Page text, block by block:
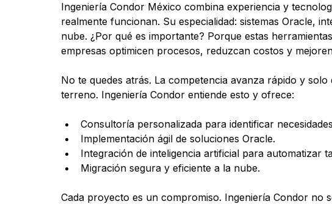
Ingeniería Condor México combina experiencia y
realmente funcionan. Su especialidad: sistemas Oracle,
nube. ¿Por qué es importante? Porque estas
empresas optimicen procesos, reduzcan costos y
No te quedes atrás. La competencia avanza rápido y
terreno. Ingeniería Condor entiende esto y ofrece:
Consultoría personalizada para identificar
Implementación ágil de soluciones Oracle.
Integración de inteligencia artificial para automatizar
Migración segura y eficiente a la nube.
Cada proyecto es un compromiso. Ingeniería Condor no